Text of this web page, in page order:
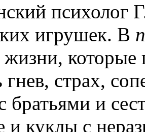
психолог
игрушек. В
жизни, которые
страх,
братьями и
и куклы с